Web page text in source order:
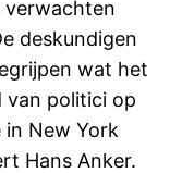
verwachten
deskundigen
wat het
van politici op
New York
Hans Anker.